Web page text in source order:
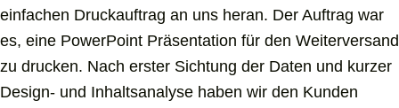
einfachen Druckauftrag an uns heran. Der Auftrag war
es, eine PowerPoint Präsentation für den Weiterversand
zu drucken. Nach erster Sichtung der Daten und kurzer
Design- und Inhaltsanalyse haben wir den Kunden